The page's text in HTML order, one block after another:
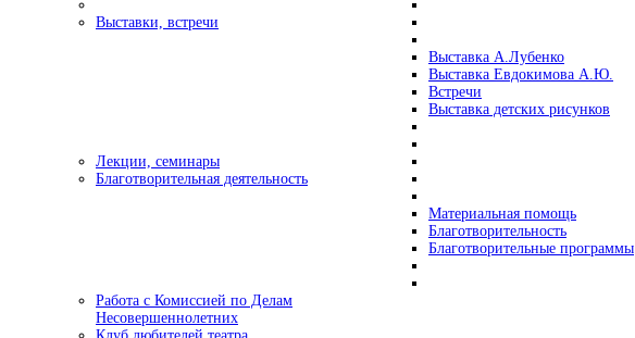
Выставки, встречи
Выставка А.Лубенко
Выставка Евдокимова А.Ю.
Встречи
Выставка детских рисунков
Лекции, семинары
Благотворительная деятельность
Материальная помощь
Благотворительность
Благотворительные программы
Работа с Комиссией по Делам
Несовершеннолетних